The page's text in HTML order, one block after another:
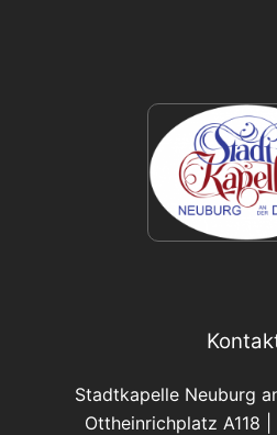
Stadtkapelle Neuburg
Ottheinrichplatz A118